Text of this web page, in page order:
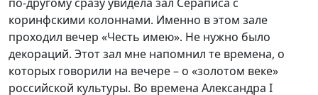
по-другому сразу увидела зал Сераписа с
коринфскими колоннами. Именно в этом зале
проходил вечер «Честь имею». Не нужно было
декораций. Этот зал мне напомнил те времена, о
которых говорили на вечере – о «золотом веке»
российской культуры. Во времена Александра I